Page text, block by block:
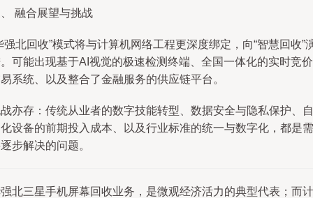
融合展望与挑战
强北回收”模式将与计算机网络工程更深度绑定，向“智慧回收”
可能出现基于AI视觉的极速检测终端、全国一体化的实时竞价
系统、以及整合了金融服务的供应链平台。
亦存：传统从业者的数字技能转型、数据安全与隐私保护、自
设备的前期投入成本、以及行业标准的统一与数字化，都是需
步解决的问题。
北三星手机屏幕回收业务，是微观经济活力的典型代表；而计